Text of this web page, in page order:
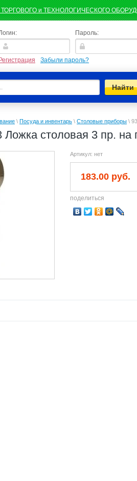
и ТЕХНОЛОГИЧЕСКОГО
Пароль:
Регистрация Забыли пароль?
\ Посуда и инвентарь \ Столовые приборы \
Ложка столовая 3 пр. на
Артикул: нет
183.00 руб.
поделиться